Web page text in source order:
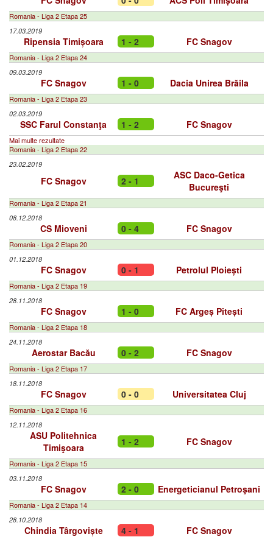
Romania - Liga 2 Etapa 25
17.03.2019
Ripensia Timișoara 1 - 2 FC Snagov
Romania - Liga 2 Etapa 24
09.03.2019
FC Snagov 1 - 0 Dacia Unirea Brăila
Romania - Liga 2 Etapa 23
02.03.2019
SSC Farul Constanţa 1 - 2 FC Snagov
Mai multe rezultate
Romania - Liga 2 Etapa 22
23.02.2019
FC Snagov 2 - 1
ASC Daco-Getica
Bucureşti
Romania - Liga 2 Etapa 21
08.12.2018
CS Mioveni 0 - 4 FC Snagov
Romania - Liga 2 Etapa 20
01.12.2018
FC Snagov 0 - 1 Petrolul Ploiești
Romania - Liga 2 Etapa 19
28.11.2018
FC Snagov 1 - 0 FC Argeș Pitești
Romania - Liga 2 Etapa 18
24.11.2018
Aerostar Bacău 0 - 2 FC Snagov
Romania - Liga 2 Etapa 17
18.11.2018
FC Snagov 0 - 0 Universitatea Cluj
Romania - Liga 2 Etapa 16
12.11.2018
ASU Politehnica
Timişoara
1 - 2 FC Snagov
Romania - Liga 2 Etapa 15
03.11.2018
FC Snagov 2 - 0 Energeticianul Petroşani
Romania - Liga 2 Etapa 14
28.10.2018
Chindia Târgoviște 4 - 1 FC Snagov